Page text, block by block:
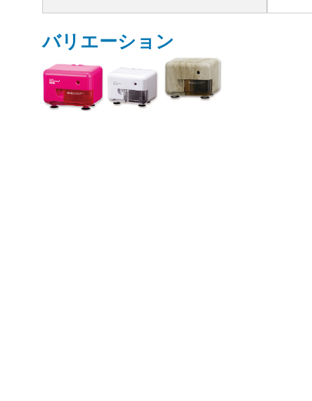
バリエーション